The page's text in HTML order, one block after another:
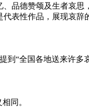
品德赞颂及生者哀思
表性作品，展现哀辞
到“全国各地送来许多
同。